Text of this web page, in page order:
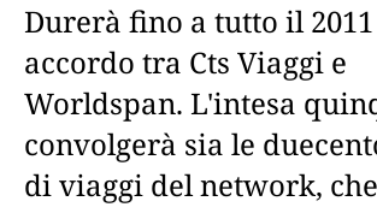
Durerà fino a tutto il
accordo tra Cts Viaggi e
Worldspan. L'intesa
convolgerà sia le
di viaggi del network, che